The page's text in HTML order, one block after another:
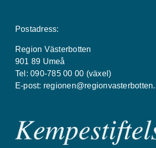
Postadress:
Region Västerbotten
901 89 Umeå
Tel: 090-785 00 00 (växel)
E-post: